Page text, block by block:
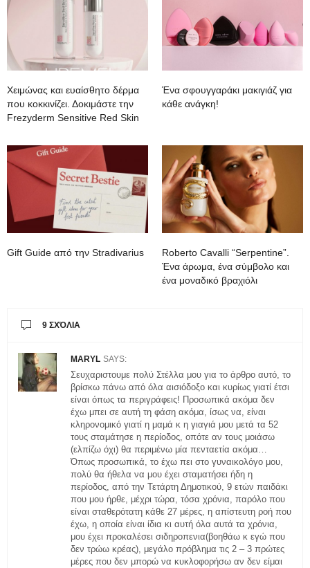
Χειμώνας και ευαίσθητο δέρμα
που κοκκινίζει. Δοκιμάστε την
Frezyderm Sensitive Red Skin
Ένα σφουγγαράκι μακιγιάζ για
κάθε ανάγκη!
Gift Guide από την Stradivarius
Roberto Cavalli “Serpentine”.
Ένα άρωμα, ένα σύμβολο και
ένα μοναδικό βραχιόλι
9 ΣΧΌΛΙΑ
MARYL SAYS:
Σευχαριστουμε πολύ Στέλλα μου για το άρθρο αυτό, το
βρίσκω πάνω από όλα αισιόδοξο και κυρίως γιατί έτσι
είναι όπως τα περιγράφεις! Προσωπικά ακόμα δεν
έχω μπει σε αυτή τη φάση ακόμα, ίσως να, είναι
κληρονομικό γιατί η μαμά κ η γιαγιά μου μετά τα 52
τους σταμάτησε η περίοδος, οπότε αν τους μοιάσω
(ελπίζω όχι) θα περιμένω μία πενταετία ακόμα…
Όπως προσωπικά, το έχω πει στο γυναικολόγο μου,
πολύ θα ήθελα να μου έχει σταματήσει ήδη η
περίοδος, από την Τετάρτη Δημοτικού, 9 ετών παιδάκι
που μου ήρθε, μέχρι τώρα, τόσα χρόνια, παρόλο που
είναι σταθερότατη κάθε 27 μέρες, η απίστευτη ροή που
έχω, η οποία είναι ίδια κι αυτή όλα αυτά τα χρόνια,
μου έχει προκαλέσει σιδηροπενια(βοηθάω κ εγώ που
δεν τρώω κρέας), μεγάλο πρόβλημα τις 2 – 3 πρώτες
μέρες που δεν μπορώ να κυκλοφορήσω αν δεν είμαι